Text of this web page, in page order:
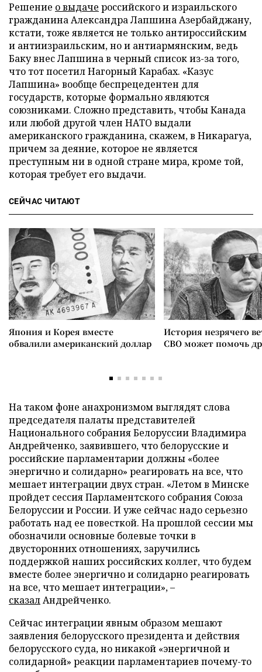
Решение о выдаче российского и израильского
гражданина Александра Лапшина Азербайджану,
кстати, тоже является не только антироссийским
и антиизраильским, но и антиармянским, ведь
Баку внес Лапшина в черный список из-за того,
что тот посетил Нагорный Карабах. «Казус
Лапшина» вообще беспрецедентен для
государств, которые формально являются
союзниками. Сложно представить, чтобы Канада
или любой другой член НАТО выдали
американского гражданина, скажем, в Никарагуа,
причем за деяние, которое не является
преступным ни в одной стране мира, кроме той,
которая требует его выдачи.
СЕЙЧАС ЧИТАЮТ
Япония и Корея вместе
обвалили американский доллар
История незрячего
СВО может помочь
На таком фоне анахронизмом выглядят слова
председателя палаты представителей
Национального собрания Белоруссии Владимира
Андрейченко, заявившего, что белорусские и
российские парламентарии должны «более
энергично и солидарно» реагировать на все, что
мешает интеграции двух стран. «Летом в Минске
пройдет сессия Парламентского собрания Союза
Белоруссии и России. И уже сейчас надо серьезно
работать над ее повесткой. На прошлой сессии мы
обозначили основные болевые точки в
двусторонних отношениях, заручились
поддержкой наших российских коллег, что будем
вместе более энергично и солидарно реагировать
на все, что мешает интеграции», –
сказалАндрейченко.
Сейчас интеграции явным образом мешают
заявления белорусского президента и действия
белорусского суда, но никакой «энергичной и
солидарной» реакции парламентариев почему-то